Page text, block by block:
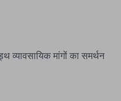
व्यावसायिक मांगों का समर्थन